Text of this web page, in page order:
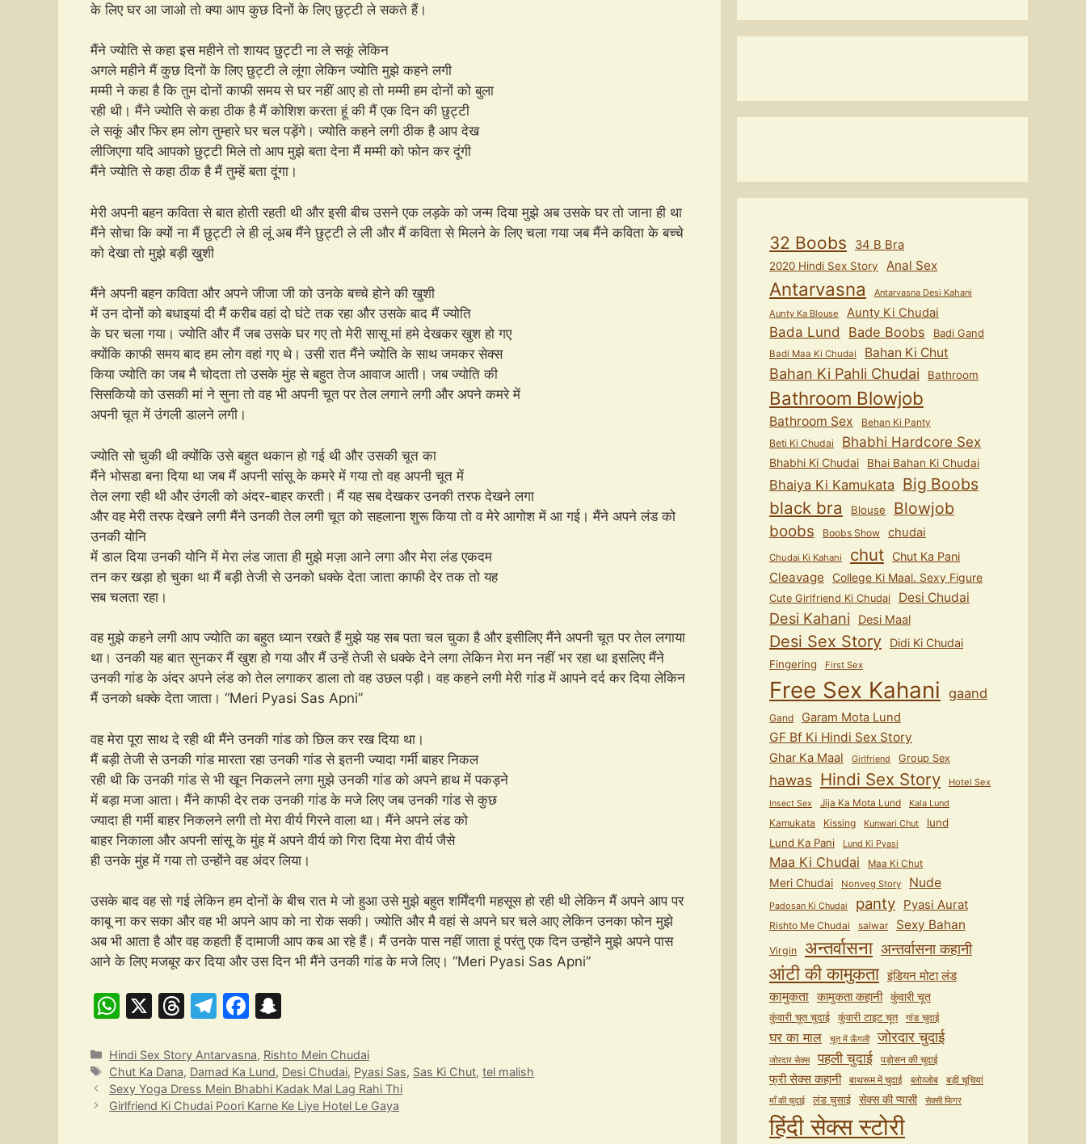
के लिए घर आ जाओ तो क्या आप कुछ दिनों के लिए छुट्टी ले सकते हैं।
मैंने ज्योति से कहा इस महीने तो शायद छुट्टी ना ले सकूं लेकिन
अगले महीने मैं कुछ दिनों के लिए छुट्टी ले लूंगा लेकिन ज्योति मुझे कहने लगी
मम्मी ने कहा है कि तुम दोनों काफी समय से घर नहीं आए हो तो मम्मी हम दोनों को बुला
रही थी। मैंने ज्योति से कहा ठीक है मैं कोशिश करता हूं की मैं एक दिन की छुट्टी
ले सकूं और फिर हम लोग तुम्हारे घर चल पड़ेंगे। ज्योति कहने लगी ठीक है आप देख
लीजिएगा यदि आपको छुट्टी मिले तो आप मुझे बता देना मैं मम्मी को फोन कर दूंगी
मैंने ज्योति से कहा ठीक है मैं तुम्हें बता दूंगा।
मेरी अपनी बहन कविता से बात होती रहती थी और इसी बीच उसने एक लड़के को जन्म दिया मुझे अब उसके घर तो जाना ही था
मैंने सोचा कि क्यों ना मैं छुट्टी ले ही लूं अब मैंने छुट्टी ले ली और मैं कविता से मिलने के लिए चला गया जब मैंने कविता के बच्चे
को देखा तो मुझे बड़ी खुशी
मैंने अपनी बहन कविता और अपने जीजा जी को उनके बच्चे होने की खुशी
में उन दोनों को बधाइयां दी मैं करीब वहां दो घंटे तक रहा और उसके बाद मैं ज्योति
के घर चला गया। ज्योति और मैं जब उसके घर गए तो मेरी सासू मां हमे देखकर खुश हो गए
क्योंकि काफी समय बाद हम लोग वहां गए थे। उसी रात मैंने ज्योति के साथ जमकर सेक्स
किया ज्योति का जब मै चोदता तो उसके मुंह से बहुत तेज आवाज आती। जब ज्योति की
सिसकियो को उसकी मां ने सुना तो वह भी अपनी चूत पर तेल लगाने लगी और अपने कमरे में
अपनी चूत में उंगली डालने लगी।
ज्योति सो चुकी थी क्योंकि उसे बहुत थकान हो गई थी और उसकी चूत का
मैंने भोसडा बना दिया था जब मैं अपनी सांसू के कमरे में गया तो वह अपनी चूत में
तेल लगा रही थी और उंगली को अंदर-बाहर करती। मैं यह सब देखकर उनकी तरफ देखने लगा
और वह मेरी तरफ देखने लगी मैंने उनकी तेल लगी चूत को सहलाना शुरू किया तो व मेरे आगोश में आ गई। मैंने अपने लंड को
उनकी योनि
में डाल दिया उनकी योनि में मेरा लंड जाता ही मुझे मज़ा आने लगा और मेरा लंड एकदम
तन कर खड़ा हो चुका था मैं बड़ी तेजी से उनको धक्के देता जाता काफी देर तक तो यह
सब चलता रहा।
वह मुझे कहने लगी आप ज्योति का बहुत ध्यान रखते हैं मुझे यह सब पता चल चुका है और इसीलिए मैंने अपनी चूत पर तेल लगाया
था। उनकी यह बात सुनकर मैं खुश हो गया और मैं उन्हें तेजी से धक्के देने लगा लेकिन मेरा मन नहीं भर रहा था इसलिए मैंने
उनकी गांड के अंदर अपने लंड को तेल लगाकर डाला तो वह उछल पड़ी। वह कहने लगी मेरी गांड में आपने दर्द कर दिया लेकिन
मैं उनको धक्के देता जाता। “Meri Pyasi Sas Apni”
वह मेरा पूरा साथ दे रही थी मैंने उनकी गांड को छिल कर रख दिया था।
मैं बड़ी तेजी से उनकी गांड मारता रहा उनकी गांड से इतनी ज्यादा गर्मी बाहर निकल
रही थी कि उनकी गांड से भी खून निकलने लगा मुझे उनकी गांड को अपने हाथ में पकड़ने
में बड़ा मजा आता। मैंने काफी देर तक उनकी गांड के मजे लिए जब उनकी गांड से कुछ
ज्यादा ही गर्मी बाहर निकलने लगी तो मेरा वीर्य गिरने वाला था। मैंने अपने लंड को
बाहर निकाला और अपनी सांसू के मुंह में अपने वीर्य को गिरा दिया मेरा वीर्य जैसे
ही उनके मुंह में गया तो उन्होंने वह अंदर लिया।
उसके बाद वह सो गई लेकिन हम दोनों के बीच रात मे जो हुआ उसे मुझे बहुत शर्मिंदगी महसूस हो रही थी लेकिन मैं अपने आप पर
काबू ना कर सका और वह भी अपने आप को ना रोक सकी। ज्योति और मै वहां से अपने घर चले आए लेकिन उनका फोन मुझे
अब भी आता है और वह कहती हैं दामाजी आप कब आ रहे हैं। मैं उनके पास नहीं जाता हूं परंतु एक दिन उन्होंने मुझे अपने पास
आने के लिए मजबूर कर दिया और उस दिन भी मैंने उनकी गांड के मजे लिए। “Meri Pyasi Sas Apni”
W
at
s
A
X
T
e
a
d
T
e
gr
a
F
c
e
b
a
p
c
Categories
Hindi Sex Story Antarvasna, Rishto Mein Chudai
Tags
Chut Ka Dana, Damad Ka Lund, Desi Chudai, Pyasi Sas, Sas Ki Chut,tel malish
Sexy Yoga Dress Mein Bhabhi Kadak Mal Lag Rahi Thi
Girlfriend Ki Chudai Poori Karne Ke Liye Hotel Le Gaya
32 Boobs 34 B Bra
2020 Hindi Sex Story Anal Sex
Antarvasna
Antarvasna Desi Kahani
Aunty Ka Blouse
Aunty Ki Chudai
Bada Lund Bade Boobs Badi Gand
Badi Maa Ki Chudai Bahan Ki Chut
Bahan Ki Pahli Chudai Bathroom
Bathroom Blowjob
Bathroom Sex
Behan Ki Panty
Beti Ki Chudai
Bhabhi Hardcore Sex
Bhabhi Ki Chudai Bhai Bahan Ki Chudai
Bhaiya Ki Kamukata Big Boobs
black bra Blouse Blowjob
boobs Boobs Show chudai
Chudai Ki Kahani chut Chut Ka Pani
Cleavage College Ki Maal. Sexy Figure
Cute Girlfriend Ki Chudai Desi Chudai
Desi Kahani Desi Maal
Desi Sex Story Didi Ki Chudai
Fingering First Sex
Free Sex Kahani gaand
Gand Garam Mota Lund
GF Bf Ki Hindi Sex Story
Ghar Ka Maal Girlfriend Group Sex
hawas Hindi Sex Story Hotel Sex
Insect Sex Jija Ka Mota Lund Kala Lund
Kamukata Kissing Kunwari Chut
lund
Lund Ka Pani
Lund Ki Pyasi
Maa Ki Chudai Maa Ki Chut
Meri Chudai Nonveg Story Nude
Padosan Ki Chudai panty Pyasi Aurat
Rishto Me Chudai salwar Sexy Bahan
Virgin अन्तर्वासना अन्तर्वासना कहानी
आंटी की कामुकता इंडियन मोटा लंड
कामुकता कामुकता कहानी कुंवारी चूत
कुंवारी चूत चुदाई कुंवारी टाइट चूत गांड चुदाई
घर का माल चूत में ऊँगली जोरदार चुदाई
जोरदार सेक्स पहली चुदाई पड़ोसन की चुदाई
फ्री सेक्स कहानी बाथरूम में चुदाई ब्लोव्जोब
बड़ी चूचियां
माँ की चुदाई
लंड चुसाई सेक्स की प्यासी सेक्सी फिगर
हिंदी सेक्स स्टोरी